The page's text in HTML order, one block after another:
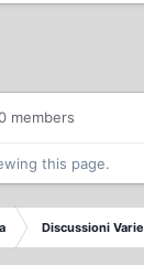
members
this page.
Discussioni Varie